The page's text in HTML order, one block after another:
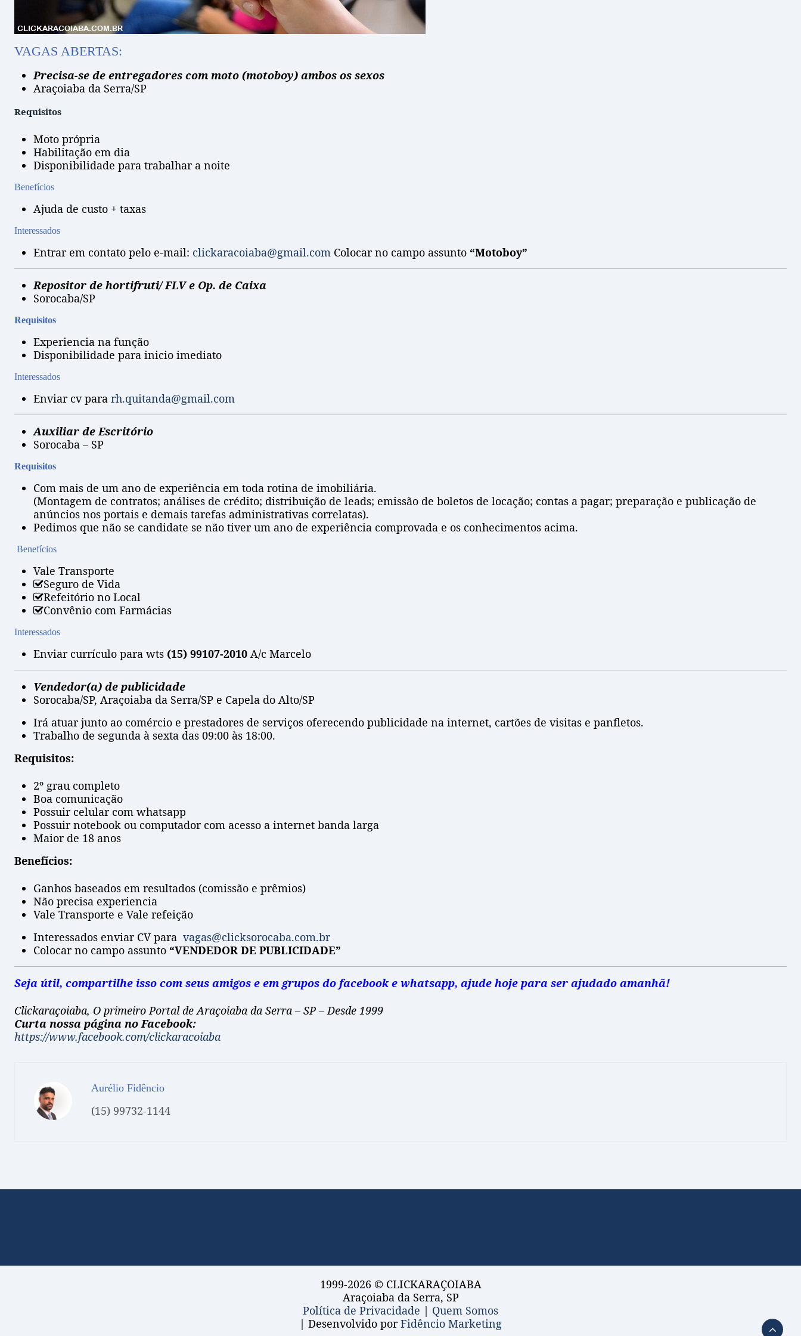
VAGAS ABERTAS:
Precisa-se de entregadores com moto (motoboy) ambos os sexos
Araçoiaba da Serra/SP
Requisitos
Moto própria
Habilitação em dia
Disponibilidade para trabalhar a noite
Benefícios
Ajuda de custo + taxas
Interessados
Entrar em contato pelo e-mail: clickaracoiaba@gmail.com Colocar no campo assunto “Motoboy”
Repositor de hortifruti/ FLV e Op. de Caixa
Sorocaba/SP
Requisitos
Experiencia na função
Disponibilidade para inicio imediato
Interessados
Enviar cv para rh.quitanda@gmail.com
Auxiliar de Escritório
Sorocaba – SP
Requisitos
Com mais de um ano de experiência em toda rotina de imobiliária.
(Montagem de contratos; análises de crédito; distribuição de leads; emissão de boletos de locação; contas a pagar; preparação e publicação de
anúncios nos portais e demais tarefas administrativas correlatas).
Pedimos que não se candidate se não tiver um ano de experiência comprovada e os conhecimentos acima.
Benefícios
Vale Transporte
Seguro de Vida
Refeitório no Local
Convênio com Farmácias
Interessados
Enviar currículo para wts (15) 99107-2010 A/c Marcelo
Vendedor(a) de publicidade
Sorocaba/SP, Araçoiaba da Serra/SP e Capela do Alto/SP
Irá atuar junto ao comércio e prestadores de serviços oferecendo publicidade na internet, cartões de visitas e panfletos.
Trabalho de segunda à sexta das 09:00 às 18:00.
Requisitos:
2º grau completo
Boa comunicação
Possuir celular com whatsapp
Possuir notebook ou computador com acesso a internet banda larga
Maior de 18 anos
Benefícios:
Ganhos baseados em resultados (comissão e prêmios)
Não precisa experiencia
Vale Transporte e Vale refeição
Interessados enviar CV para vagas@clicksorocaba.com.br
Colocar no campo assunto “VENDEDOR DE PUBLICIDADE”
Seja útil, compartilhe isso com seus amigos e em grupos do facebook e whatsapp, ajude hoje para ser ajudado amanhã!
Clickaraçoiaba, O primeiro Portal de Araçoiaba da Serra – SP – Desde 1999
Curta nossa página no Facebook:
https://www.facebook.com/clickaracoiaba
Aurélio Fidêncio
(15) 99732-1144
1999-2026 © CLICKARAÇOIABA
Araçoiaba da Serra, SP
Política de Privacidade | Quem Somos
| Desenvolvido porFidêncio Marketing